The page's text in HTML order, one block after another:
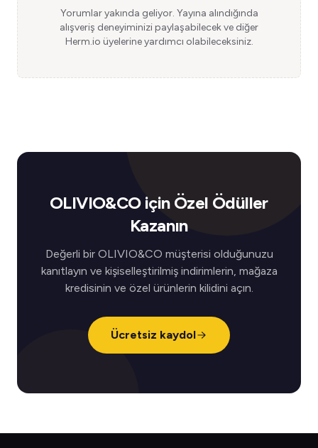
Yorumlar yakında geliyor. Yayına alındığında
alışveriş deneyiminizi paylaşabilecek ve diğer
Herm.io üyelerine yardımcı olabileceksiniz.
OLIVIO&CO için Özel Ödüller
Kazanın
Değerli bir OLIVIO&CO müşterisi olduğunuzu
kanıtlayın ve kişiselleştirilmiş indirimlerin, mağaza
kredisinin ve özel ürünlerin kilidini açın.
Ücretsiz kaydol